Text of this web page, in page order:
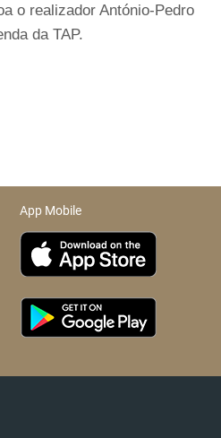
o realizador António-Pedro
da TAP.
App Mobile